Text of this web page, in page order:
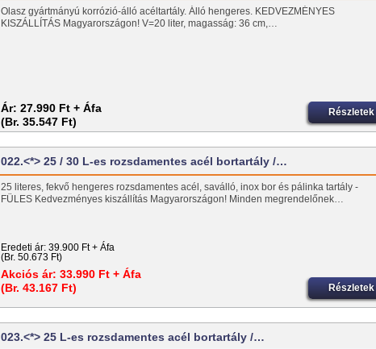
Olasz gyártmányú korrózió-álló acéltartály. Álló hengeres. KEDVEZMÉNYES
KISZÁLLÍTÁS Magyarországon! V=20 liter, magasság: 36 cm,…
Ár: 27.990 Ft + Áfa
(Br. 35.547 Ft)
Részletek
022.<*> 25 / 30 L-es rozsdamentes acél bortartály /…
25 literes, fekvő hengeres rozsdamentes acél, saválló, inox bor és pálinka tartály -
FÜLES Kedvezményes kiszállítás Magyarországon! Minden megrendelőnek…
Eredeti ár: 39.900 Ft + Áfa
(Br. 50.673 Ft)
Akciós ár: 33.990 Ft + Áfa
(Br. 43.167 Ft)
Részletek
023.<*> 25 L-es rozsdamentes acél bortartály /…